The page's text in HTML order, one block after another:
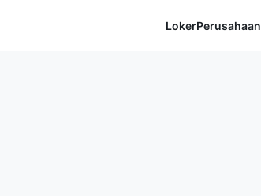
LokerPerusahaan